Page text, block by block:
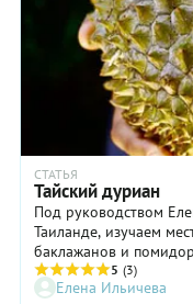
СТАТЬЯ
Тайский дуриан
Под руководством
Таиланде, изучаем
баклажанов и
артиллерии»:
одновременно.
5 (3)
Елена Ильичева